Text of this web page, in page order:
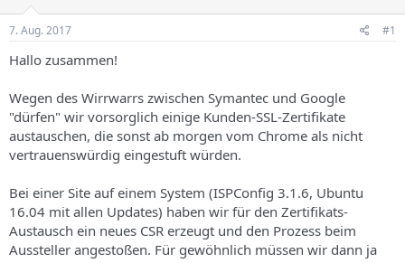
l
e
r
s
T
h
e
a
s
l
u
n
d
a
t
u
7. Aug. 2017 #1
Hallo zusammen!
Wegen des Wirrwarrs zwischen Symantec und Google
"dürfen" wir vorsorglich einige Kunden-SSL-Zertifikate
austauschen, die sonst ab morgen vom Chrome als nicht
vertrauenswürdig eingestuft würden.
Bei einer Site auf einem System (ISPConfig 3.1.6, Ubuntu
16.04 mit allen Updates) haben wir für den Zertifikats-
Austausch ein neues CSR erzeugt und den Prozess beim
Aussteller angestoßen. Für gewöhnlich müssen wir dann ja